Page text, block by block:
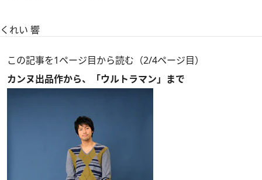
くれい 響
この記事を1ページ目から読む（2/4ページ目）
カンヌ出品作から、「ウルトラマン」まで